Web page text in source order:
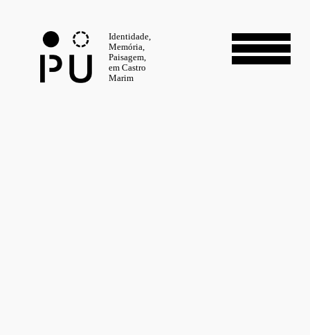
Identidade,
Memória,
Paisagem,
em Castro
Marim